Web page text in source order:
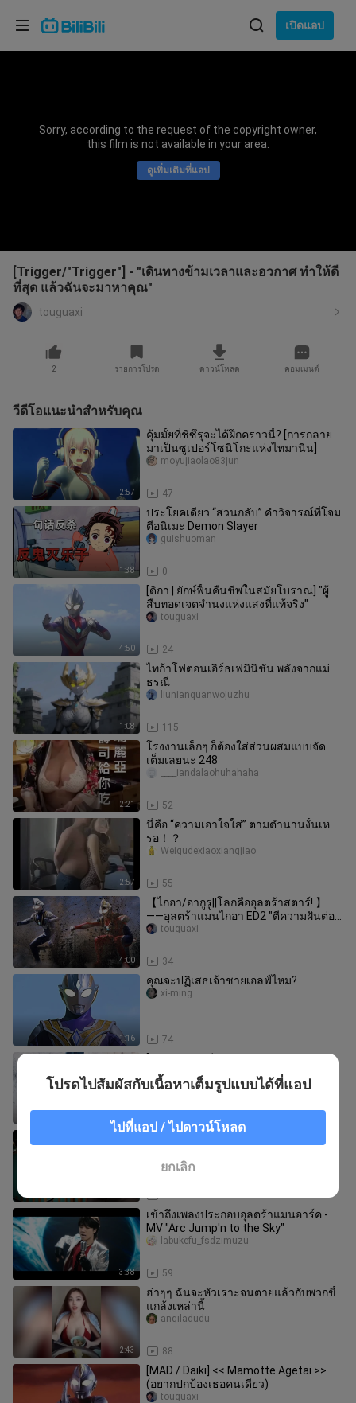
เปิดแอป
Sorry, according to the request of the copyright owner,
this film is not available in your area.
ดูเพิ่มเติมที่แอป
[Trigger/"Trigger"] - "เดินทางข้ามเวลาและอวกาศ ทำให้ดี
ที่สุด แล้วฉันจะมาหาคุณ"
touguaxi
2 รายการโปรด ดาวน์โหลด คอมเมนต์
วีดีโอแนะนำสำหรับคุณ
2:57
คุ้มมั้ยที่ชิซึรุจะได้ฝึกคราวนี้? [การกลาย
มาเป็นซูเปอร์โซนิโกะแห่งไทมานิน]
47
moyujiaolao83jun
1:38
ประโยคเดียว “สวนกลับ” คำวิจารณ์ที่โจม
ตีอนิเมะ Demon Slayer
0
guishuoman
4:50
[ดิกา | ยักษ์ฟื้นคืนชีพในสมัยโบราณ] "ผู้
สืบทอดเจตจำนงแห่งแสงที่แท้จริง"
24
touguaxi
1:08
ไทก้าโฟตอนเอิร์ธเฟมินิชัน พลังจากแม่
ธรณี
115
liunianquanwojuzhu
2:21
โรงงานเล็กๆ ก็ต้องใส่ส่วนผสมแบบจัด
เต็มเลยนะ 248
52
____iandalaohuhahaha
2:57
นี่คือ “ความเอาใจใส่” ตามตำนานงั้นเห
รอ！？
55
Weiqudexiaoxiangjiao
4:00
【ไกอา/อากูรู||โลกคืออุลตร้าสตาร์! 】
——อุลตร้าแมนไกอา ED2 "ตีความฝันต่อ
ไป"
34
touguaxi
1:16
คุณจะปฏิเสธเจ้าชายเอลฟ์ไหม?
74
xi-ming
[ครบรอบ 25 ปีแหล่งกำเนิดแห่งนิรันดร-
ไดกา] สู่ "แสงสว่าง" อันเป็นนิรันดร์ของ
เรา
10
touguaxi
เพลงประกอบของ Trigger Ultraman
Laiga)
420
nuli___uangdeyunqi
3:38
เข้าถึงเพลงประกอบอุลตร้าแมนอาร์ค -
MV "Arc Jump'n to the Sky"
59
labukefu_fsdzimuzu
2:43
ฮ่าๆๆ ฉันจะหัวเราะจนตายแล้วกับพวกขี้
แกล้งเหล่านี้
88
anqiladudu
[MAD / Daiki] << Mamotte Agetai >>
(อยากปกป้องเธอคนเดียว)
touguaxi
โปรดไปสัมผัสกับเนื้อหาเต็มรูปแบบได้ที่แอป
ไปที่แอป / ไปดาวน์โหลด
ยกเลิก
เลือกภาษา